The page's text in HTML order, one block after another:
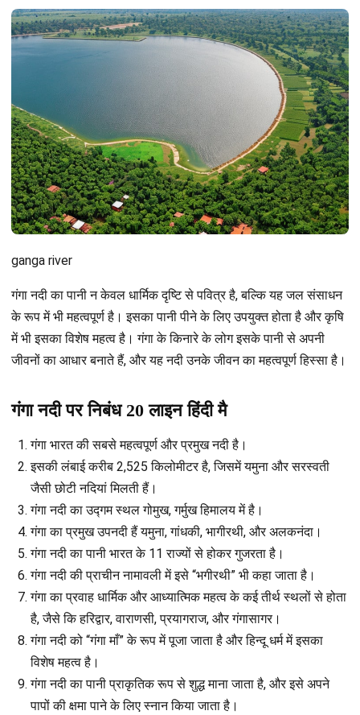
ganga river
गंगा नदी का पानी न केवल धार्मिक दृष्टि से पवित्र है, बल्कि यह जल संसाधन
के रूप में भी महत्वपूर्ण है। इसका पानी पीने के लिए उपयुक्त होता है और कृषि
में भी इसका विशेष महत्व है। गंगा के किनारे के लोग इसके पानी से अपनी
जीवनों का आधार बनाते हैं, और यह नदी उनके जीवन का महत्वपूर्ण हिस्सा है।
गंगा नदी पर निबंध 20 लाइनहिंदी मै
गंगा भारत की सबसे महत्वपूर्ण और प्रमुख नदी है।
इसकी लंबाई करीब 2,525 किलोमीटर है, जिसमें यमुना और सरस्वती
जैसी छोटी नदियां मिलती हैं।
गंगा नदी का उद्गम स्थल गोमुख, गर्मुख हिमालय में है।
गंगा का प्रमुख उपनदी हैं यमुना, गांधकी, भागीरथी, और अलकनंदा।
गंगा नदी का पानी भारत के 11 राज्यों से होकर गुजरता है।
गंगा नदी की प्राचीन नामावली में इसे “भगीरथी” भी कहा जाता है।
गंगा का प्रवाह धार्मिक और आध्यात्मिक महत्व के कई तीर्थ स्थलों से होता
है, जैसे कि हरिद्वार, वाराणसी, प्रयागराज, और गंगासागर।
गंगा नदी को “गंगा माँ” के रूप में पूजा जाता है और हिन्दू धर्म में इसका
विशेष महत्व है।
गंगा नदी का पानी प्राकृतिक रूप से शुद्ध माना जाता है, और इसे अपने
पापों की क्षमा पाने के लिए स्नान किया जाता है।